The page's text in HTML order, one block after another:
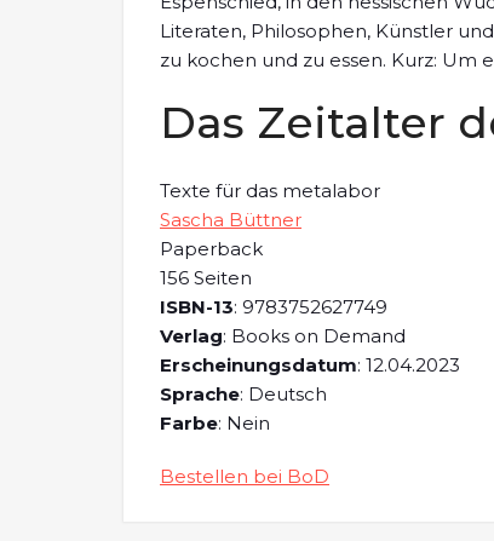
Literaten, Philosophen, Künstler
zu kochen und zu essen. Kurz: Um
Das Zeitalter
Texte für das metalabor
Sascha Büttner
Paperback
156 Seiten
ISBN-13: 9783752627749
Verlag: Books on Demand
Erscheinungsdatum: 12.04.2023
Sprache: Deutsch
Farbe: Nein
Bestellen bei BoD